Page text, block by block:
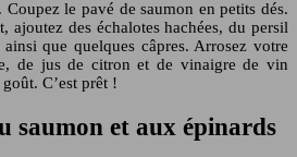
le pavé de saumon en petits dés.
ajoutez des échalotes hachées, du persil
que quelques câpres. Arrosez votre
de jus de citron et de vinaigre de vin
C’est prêt !
saumon et aux épinards